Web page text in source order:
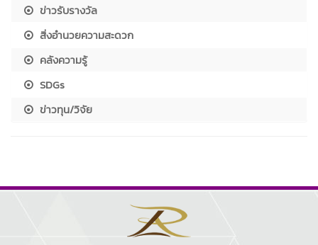
ข่าวรับรางวัล
สิ่งอำนวยความสะดวก
คลังความรู้
SDGs
ข่าวทุน/วิจัย